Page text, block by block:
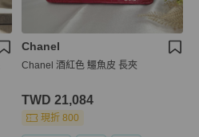
Chanel
Chanel 酒紅色 鱷魚皮 長夾
TWD 21,084
現折 800